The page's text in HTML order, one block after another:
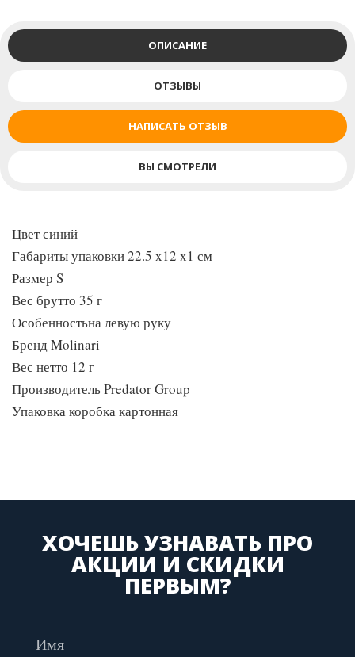
выводит влагу наружу; использование перчатки при игре
защищает шафт от засаливания и снижения игровых качеств.
ОПИСАНИЕ
ОТЗЫВЫ
НАПИСАТЬ ОТЗЫВ
ВЫ СМОТРЕЛИ
Цвет синий
Габариты упаковки 22.5 x12 x1 см
Размер S
Вес брутто 35 г
Особенностьна левую руку
Бренд Molinari
Вес нетто 12 г
Производитель Predator Group
Упаковка коробка картонная
ХОЧЕШЬ УЗНАВАТЬ ПРО
АКЦИИ И СКИДКИ
ПЕРВЫМ?